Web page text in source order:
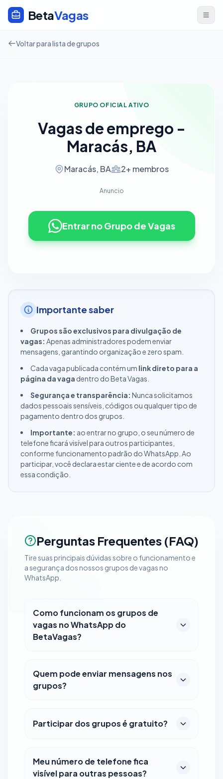
BetaVagas
Voltar para lista de grupos
GRUPO OFICIAL ATIVO
Vagas de emprego -
Maracás, BA
Maracás, BA 2+ membros
Anuncio
Entrar no Grupo de Vagas
Importante saber
Grupos são exclusivos para divulgação de
vagas: Apenas administradores podem enviar
mensagens, garantindo organização e zero spam.
Cada vaga publicada contém um link direto para a
página da vaga dentro do Beta Vagas.
Segurança e transparência: Nunca solicitamos
dados pessoais sensíveis, códigos ou qualquer tipo de
pagamento dentro dos grupos.
Importante: ao entrar no grupo, o seu número de
telefone ficará visível para outros participantes,
conforme funcionamento padrão do WhatsApp. Ao
participar, você declara estar ciente e de acordo com
essa condição.
Perguntas Frequentes (FAQ)
Tire suas principais dúvidas sobre o funcionamento e
a segurança dos nossos grupos de vagas no
WhatsApp.
Como funcionam os grupos de
vagas no WhatsApp do
BetaVagas?
Quem pode enviar mensagens nos
grupos?
Participar dos grupos é gratuito?
Meu número de telefone fica
visível para outras pessoas?